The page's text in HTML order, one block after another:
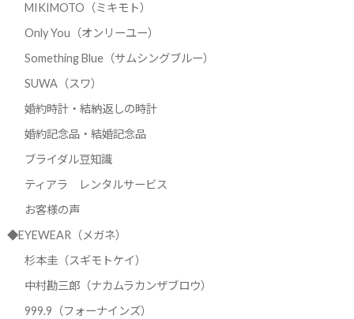
MIKIMOTO（ミキモト）
Only You（オンリーユー）
Something Blue（サムシングブルー）
SUWA（スワ）
婚約時計・結納返しの時計
婚約記念品・結婚記念品
ブライダル豆知識
ティアラ レンタルサービス
お客様の声
◆EYEWEAR（メガネ）
杉本圭（スギモトケイ）
中村勘三郎（ナカムラカンザブロウ）
999.9（フォーナインズ）